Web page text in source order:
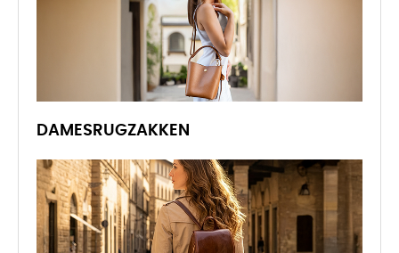
DAMESRUGZAKKEN